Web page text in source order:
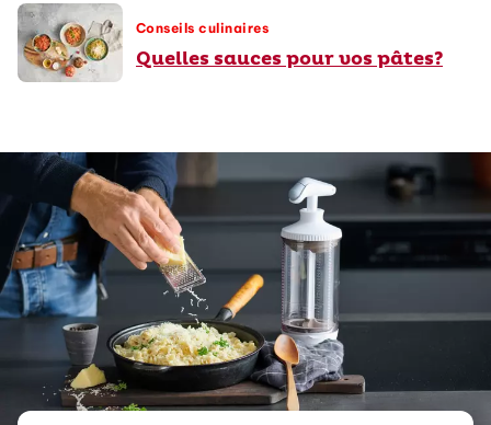
Conseils culinaires
Quelles sauces pour vos pâtes?